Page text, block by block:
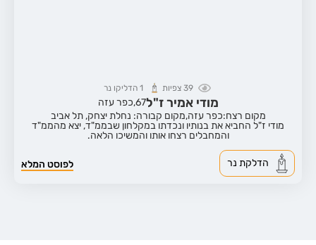
39 צפיות 1 הדליקו נר
מודי אמיר ז"ל67, כפר עזה
מקום רצח:כפר עזה,מקום קבורה: נחלת יצחק, תל אביב
מודי ז"ל החביא את בנותיו ונכדתו במקלחון שבממ"ד, יצא מהממ"ד
והמחבלים רצחו אותו והמשיכו הלאה.
לפוסט המלא הדלקת נר